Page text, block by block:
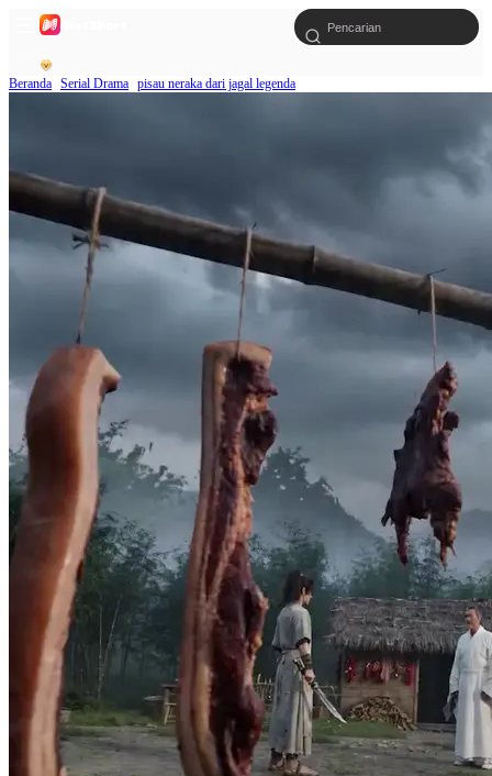
Beranda Serial Drama pisau neraka dari jagal legenda